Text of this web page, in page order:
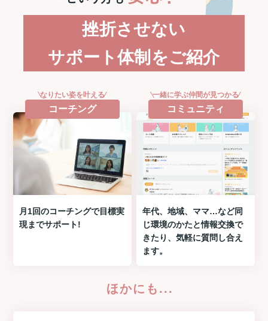
挫折させない
サポート体制をご紹介
なりたい姿を叶える
コーチング
月1回のコーチングで目標実
現までサポート!
一緒に学ぶ仲間が見つかる
コミュニティ
年代、地域、ママ…など同
じ環境のかたと情報交換で
きたり、気軽に質問し合え
ます。
ほかにも...